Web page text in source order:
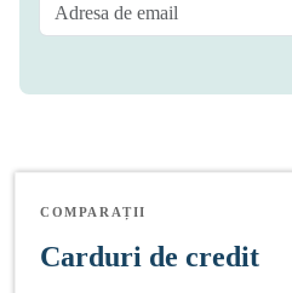
COMPARAȚII
Carduri de credit